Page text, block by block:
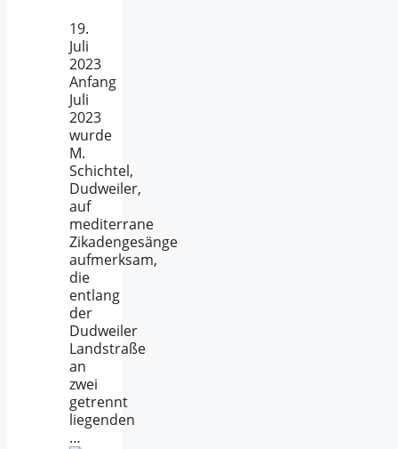
19.
Juli
2023
Anfang
Juli
2023
wurde
M.
Schichtel,
Dudweiler,
auf
mediterrane
Zikadengesänge
aufmerksam,
die
entlang
der
Dudweiler
Landstraße
an
zwei
getrennt
liegenden
…